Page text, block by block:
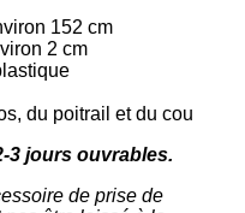
152 cm
2 cm
du poitrail et du cou
3 jours ouvrables.
de prise de